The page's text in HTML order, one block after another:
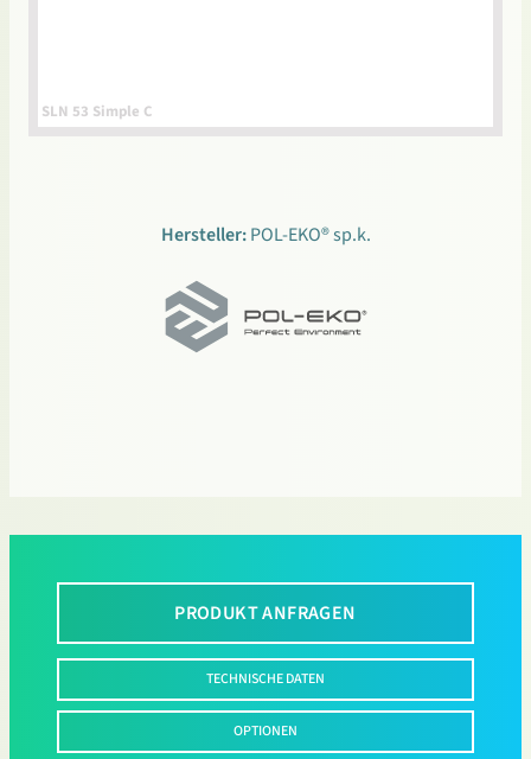
SLN 53 Simple C
Hersteller: POL-EKO® sp.k.
PRODUKT ANFRAGEN
TECHNISCHE DATEN
OPTIONEN